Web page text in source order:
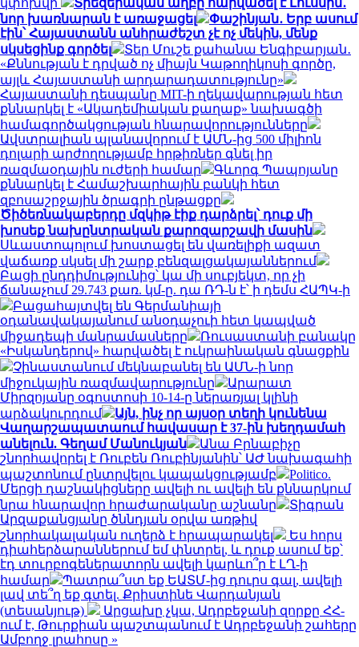
նոր խառնարան է առաջացել
Փաշինյան․ Երբ ասում
էին՝ Հայաստանն անհրաժեշտ չէ ոչ մեկին, մենք
սկսեցինք գործել
Տեր Մուշե քահանա Ենգիբարյան․
«Քննության է դրված ոչ միայն Կաթողիկոսի գործը,
այլև Հայաստանի արդարադատությունը»
Հայաստանի դեսպանը MIT-ի ղեկավարության հետ
քննարկել է «Ակադեմիական քաղաք» նախագծի
համագործակցության հնարավորությունները
Ավստրալիան պլանավորում է ԱՄՆ-ից 500 միլիոն
դոլարի արժողությամբ հրթիռներ գնել իր
ռազմաօդային ուժերի համար
Գևորգ Պապոյանը
քննարկել է Համաշխարհային բանկի հետ
զբոսաշրջային ծրագրի ընթացքը
Ծիծեռնակաբերդը մզկիթ էիք դարձրել՝ դուք մի
խոսեք նախընտրական քարոզարշավի մասին
Սևաստոպոլում խոստացել են վառելիքի ազատ
վաճառք սկսել մի շարք բենզալցակայաններում
Բացի ընդդիմությունից՝ կա մի սուբյեկտ, որ չի
ճանաչում 29.743 քառ. կմ-ը. դա ՌԴ-ն է՝ ի դեմս ՀԱՊԿ-ի
Բացահայտվել են Գերմանիայի
օդանավակայանում անօդաչուի հետ կապված
միջադեպի մանրամասները
Ռուսաստանի բանակը
«Իսկանդերով» հարվածել է ուկրաինական գնացքին
Չինաստանում մեկնաբանել են ԱՄՆ-ի նոր
միջուկային ռազմավարությունը
Արարատ
Միրզոյանը օգոստոսի 10-14-ը ներառյալ կլինի
արձակուրդում
Այն, ինչ որ այսօր տեղի կունենա
Վաղարշապատաում հավասար է 37-ին խեղդամահ
անելուն. Գեղամ Մանուկյան
Անա Բրնաբիչը
շնորհավորել է Ռուբեն Ռուբինյանին՝ ԱԺ նախագահի
պաշտոնում ընտրվելու կապակցությամբ
Politico.
Մերցի դաշնակիցները ավելի ու ավելի են քննարկում
նրա հնարավոր հրաժարականը աշնանը
Տիգրան
Արզաքանցյանը ծննդյան օրվա առթիվ
շնորհակալական ուղերձ է հրապարակել
Ես հորս
դիահերձարաններում եմ փնտրել, և դուք ասում եք՝
էդ տուրբոգեներատորն ավելի կարևո՞ր է ԼՂ-ի
համար
Պատրա՞ստ եք ԵԱՏՄ-ից դուրս գալ, ավելի
լավ տե՞ղ եք գտել. Քրիստինե Վարդանյան
(տեսանյութ)
Արցախը չկա, Ադրբեջանի զորքը ՀՀ-
ում է, Թուրքիան պաշտպանում է Ադրբեջանի շահերը
Ամբողջ լրահոսը »